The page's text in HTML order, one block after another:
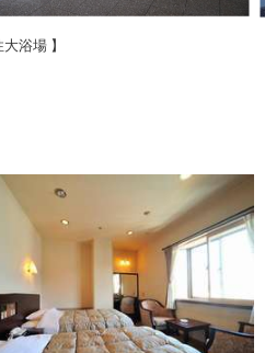
大浴場 】